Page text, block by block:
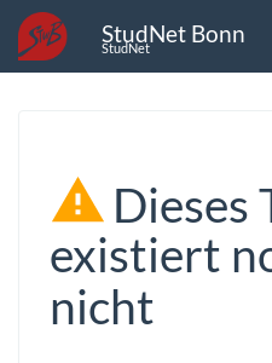
StudNet Bonn
StudNet
Dieses
existiert
nicht